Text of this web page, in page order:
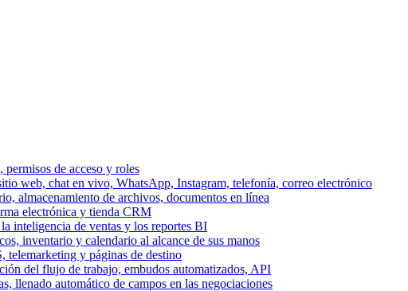
permisos de acceso y roles
web, chat en vivo, WhatsApp, Instagram, telefonía, correo electrónico
almacenamiento de archivos, documentos en línea
electrónica y tienda CRM
inteligencia de ventas y los reportes BI
inventario y calendario al alcance de sus manos
telemarketing y páginas de destino
del flujo de trabajo, embudos automatizados, API
llenado automático de campos en las negociaciones